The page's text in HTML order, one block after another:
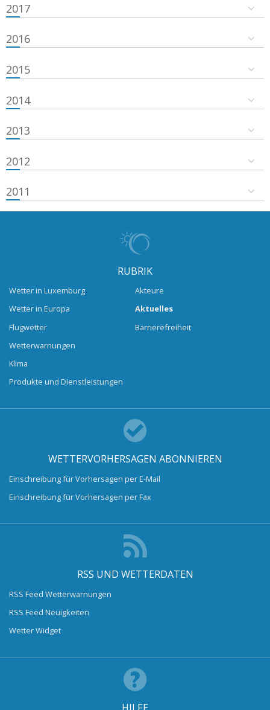
2017
2016
2015
2014
2013
2012
2011
RUBRIK
Wetter in Luxemburg
Wetter in Europa
Flugwetter
Wetterwarnungen
Klima
Produkte und Dienstleistungen
Akteure
Aktuelles
Barrierefreiheit
WETTERVORHERSAGEN ABONNIEREN
Einschreibung für Vorhersagen per E-Mail
Einschreibung für Vorhersagen per Fax
RSS UND WETTERDATEN
RSS Feed Wetterwarnungen
RSS Feed Neuigkeiten
Wetter Widget